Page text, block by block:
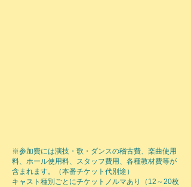
※参加費には演技・歌・ダンスの稽古費、楽曲使用
料、ホール使用料、スタッフ費用、各種教材費等が
含まれます。（本番チケット代別途）
キャスト種別ごとにチケットノルマあり（12～20枚